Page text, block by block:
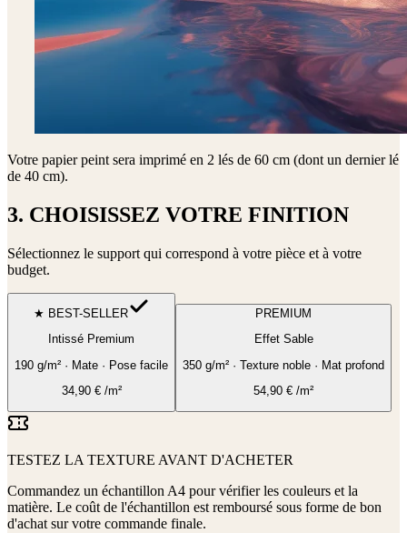
Votre papier peint sera imprimé en 2 lés de 60 cm (dont un dernier lé
de 40 cm).
3. CHOISISSEZ VOTRE FINITION
Sélectionnez le support qui correspond à votre pièce et à votre
budget.
★ BEST-SELLER
Intissé Premium
190 g/m² · Mate · Pose facile
34,90€/m²
PREMIUM
Effet Sable
350 g/m² · Texture noble · Mat profond
54,90 € /m²
TESTEZ LA TEXTURE AVANT D'ACHETER
Commandez un échantillon A4 pour vérifier les couleurs et la
matière. Le coût de l'échantillon est remboursé sous forme de bon
d'achat sur votre commande finale.